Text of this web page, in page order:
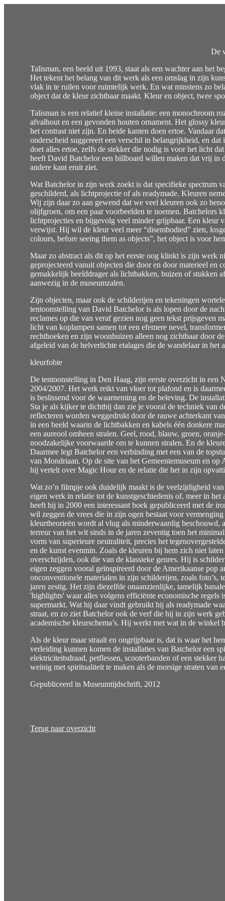
De
Talisman, een beeld uit 1993, staat als een wachter aan het
Het tekent het belang van dit werk als een omslag in zijn
vlak in te ruilen voor ruimtelijk werk. En wat minstens zo
object dat de kleur zichtbaar maakt. Kleur en object, twee
Talisman is een relatief kleine installatie: een monochroom
afvalhout en een gevonden houten ornament. Het glossy
het contrast niet zijn. En beide kanten doen ertoe. Vandaar
onderscheid suggereert een verschil in belangrijkheid, en
doet alles ertoe, zelfs de stekker die nodig is voor het licht
heeft David Batchelor een billboard willen maken dat vrij in
andere kant eruit ziet.
Wat Batchelor in zijn werk zoekt is dat specifieke spectrum
geschilderd, als lichtprojectie of als readymade. Kleuren
Wij zijn daar zo aan gewend dat we veel kleuren ook zo
olijfgroen, om een paar voorbeelden te noemen.
lichtprojecties en bijgevolg veel minder grijpbaar. Een kleur
verwijst. Hij wil de kleur veel meer “disembodied” zien,
colours, before seeing them as objects”, het object is voor
Maar zo abstract als dit op het eerste oog klinkt is zijn werk
geprojecteerd vanuit objecten die door en door materieel en
gemakkelijk beelddrager als lichtbakken, buizen of stukken
aanwezig in de museumzalen.
Zijn objecten, maar ook de schilderijen en tekeningen
tentoonstelling van David Batchelor is als lopen door de
reclames op die van veraf gezien nog geen tekst prijsgeven
licht van koplampen samen tot een efemere nevel,
rechthoeken en zijn woonhuizen alleen nog zichtbaar door
afgeleid van de helverlichte etalages die de wandelaar in
kleurfobie
De tentoonstelling in Den Haag, zijn eerste overzicht in een
2004/2007. Het werk reikt van vloer tot plafond en is
is beslissend voor de waarneming en de beleving. De
Sta je als kijker te dichtbij dan zie je vooral de techniek van
reflecteren worden weggedrukt door de rauwe achterkant
in een beeld waarin de lichtbakken en kabels één donkere
een aureool omheen stralen. Geel, rood, blauw, groen,
noodzakelijke voorwaarde om te kunnen stralen. En de
Daarmee legt Batchelor een verbinding met een van de
van Mondriaan. Op de site van het Gemeentemuseum en
hij vertelt over Magic Hour en de relatie die het in zijn
Wat zo’n filmpje ook duidelijk maakt is de veelzijdigheid
eigen werk in relatie tot de kunstgeschiedenis of, meer in
heeft hij in 2000 een interessant boek gepubliceerd met de
wil zeggen de vrees die in zijn ogen bestaat voor
kleurtheorieën wordt al vlug als minderwaardig
terreur van het wit sinds in de jaren zeventig toen het
vorm van superieure neutraliteit, precies het
en de kunst evenmin. Zoals de kleuren bij hem zich niet
overschrijden, ook die van de klassieke genres. Hij is
eigen zeggen vooral geïnspireerd door de Amerikaanse
onconventionele materialen in zijn schilderijen, zoals foto’s,
jaren zestig. Het zijn diezelfde onaanzienlijke, tamelijk
'highlights' waar alles volgens efficiënte economische
supermarkt. Wat hij daar vindt gebruikt hij als readymade
straat, en zo ziet Batchelor ook de verf die hij in zijn werk
academische kleurschema’s. Hij werkt met wat in de winkel
Als de kleur maar straalt en ongrijpbaar is, dat is waar het
verleiding kunnen komen de installaties van Batchelor een
elektriciteitsdraad, petflessen, scooterbanden of een
weinig met spiritualiteit te maken als de morsige straten van
Gepubliceerd in Museumtijdschrift, 2012
Terug naar overzicht